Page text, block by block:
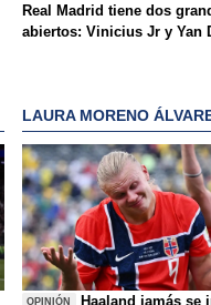
Real Madrid tiene dos
abiertos: Vinicius Jr y Yan
LAURA MORENO
OPINIÓN
Haaland jamás se